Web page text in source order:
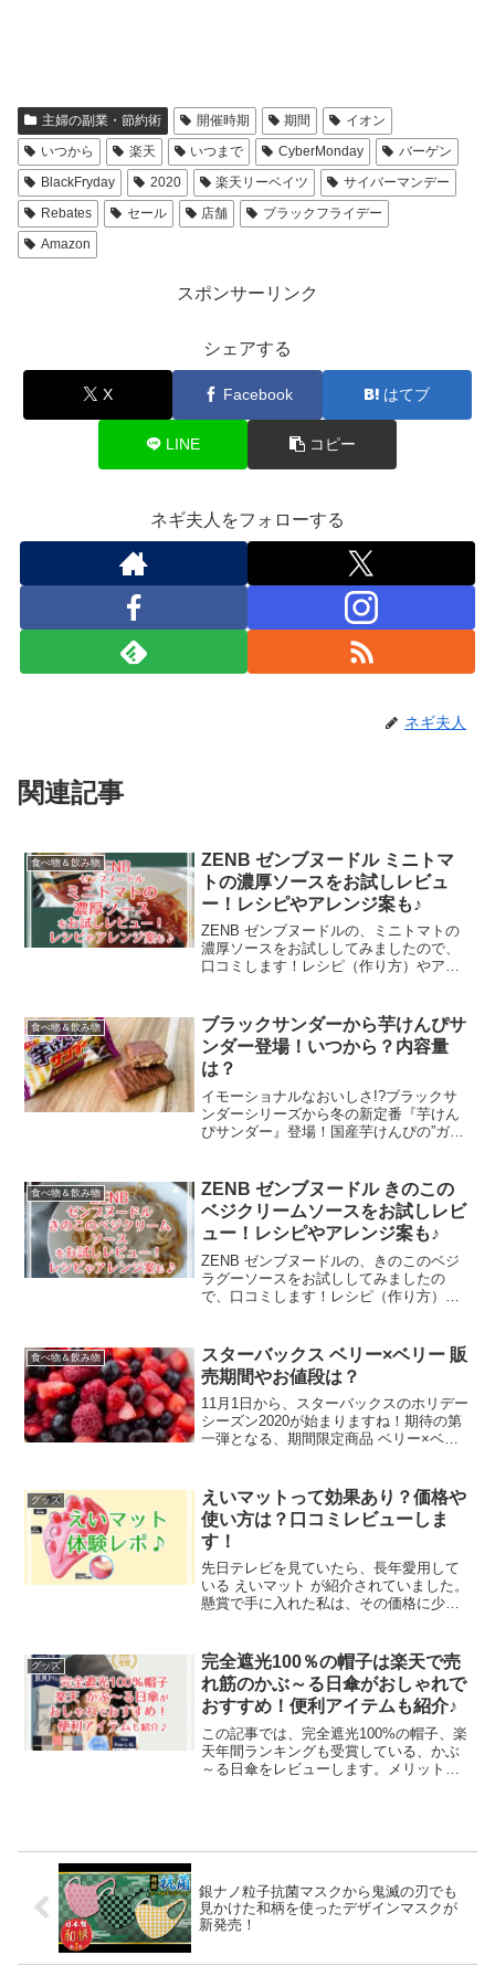
主婦の副業・節約術 開催時期 期間
イオン
いつから
楽天 いつまで CyberMonday
バーゲン
BlackFryday
2020 楽天リーベイツ
サイバーマンデー
Rebates
セール 店舗
ブラックフライデー
Amazon
スポンサーリンク
シェアする
X Facebook はてブ
LINE コピー
ネギ夫人をフォローする
ネギ夫人
関連記事
食べ物＆飲み物
ZENB ゼンブヌードル ミニトマ
トの濃厚ソースをお試しレビュ
ー！レシピやアレンジ案も♪
ZENB ゼンブヌードルの、ミニトマトの
濃厚ソースをお試ししてみましたので、
口コミします！レシピ（作り方）やアレ
食べ物＆飲み物
ブラックサンダーから芋けんぴサ
ンダー登場！いつから？内容量
は？
イモーショナルなおいしさ!?ブラックサ
ンダーシリーズから冬の新定番『芋けん
ぴサンダー』登場！国産芋けんぴの”ガリ
食べ物＆飲み物
ZENB ゼンブヌードル きのこの
ベジクリームソースをお試しレビ
ュー！レシピやアレンジ案も♪
ZENB ゼンブヌードルの、きのこのベジ
ラグーソースをお試ししてみましたの
で、口コミします！レシピ（作り方）や
食べ物＆飲み物
スターバックス ベリー×ベリー 販
売期間やお値段は？
11月1日から、スターバックスのホリデー
シーズン2020が始まりますね！期待の第
一弾となる、期間限定商品 ベリー×ベリ
段についてご紹介いたします♥
グッズ
えいマットって効果あり？価格や
使い方は？口コミレビューしま
す！
先日テレビを見ていたら、長年愛用して
いる えいマット が紹介されていました。
懸賞で手に入れた私は、その価格に少し
したので、紹介いたしますね。
グッズ
完全遮光100％の帽子は楽天で売
れ筋のかぶ～る日傘がおしゃれで
おすすめ！便利アイテムも紹介♪
この記事では、完全遮光100%の帽子、楽
天年間ランキングも受賞している、かぶ
～る日傘をレビューします。メリットば
う！
銀ナノ粒子抗菌マスクから鬼滅の刃でも
見かけた和柄を使ったデザインマスクが
新発売！